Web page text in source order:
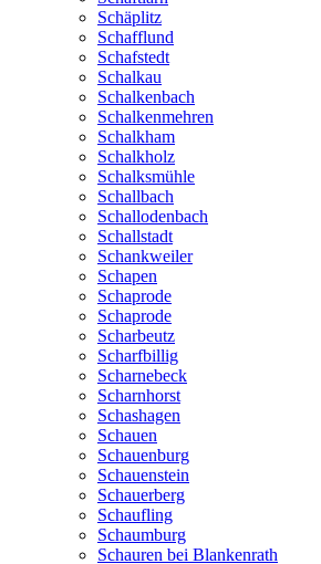
Schäplitz
Schafflund
Schafstedt
Schalkau
Schalkenbach
Schalkenmehren
Schalkham
Schalkholz
Schalksmühle
Schallbach
Schallodenbach
Schallstadt
Schankweiler
Schapen
Schaprode
Schaprode
Scharbeutz
Scharfbillig
Scharnebeck
Scharnhorst
Schashagen
Schauen
Schauenburg
Schauenstein
Schauerberg
Schaufling
Schaumburg
Schauren bei Blankenrath